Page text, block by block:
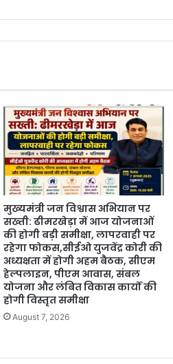
मुख्यमंत्री जन विश्वास अभियान पर
सख्ती: ढीमरखेड़ा में आज योजनाओं
की होगी बड़ी समीक्षा, लापरवाही पर
रहेगा फोकस,सीईओ युजवेंद्र कोरी की
अध्यक्षता में होगी अहम बैठक, सीएम
हेल्पलाइन, पीएम आवास, संबल
योजना और लंबित विकास कार्यों की
होगी विस्तृत समीक्षा
August 7, 2026